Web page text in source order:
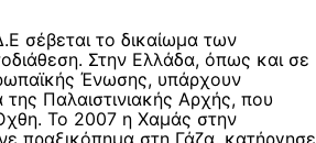
σέβεται το δικαίωμα των
Στην Ελλάδα, όπως και σε
Ένωσης, υπάρχουν
της Παλαιστινιακής Αρχής, που
Το 2007 η Χαμάς στην